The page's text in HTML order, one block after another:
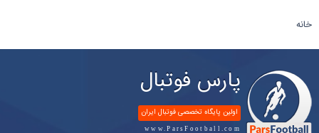
خانه
پارس فوتبال
اولین پایگاه تخصصی فوتبال ایران
www.ParsFootball.com